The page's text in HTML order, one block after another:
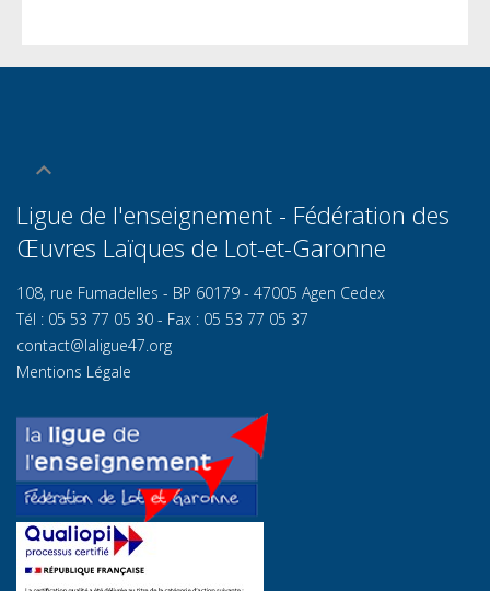
Ligue de l'enseignement - Fédération des
Œuvres Laïques de Lot-et-Garonne
108, rue Fumadelles - BP 60179 - 47005 Agen Cedex
Tél : 05 53 77 05 30 - Fax : 05 53 77 05 37
contact@laligue47.org
Mentions Légale